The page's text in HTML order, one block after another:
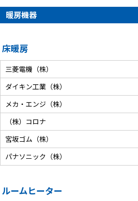
暖房機器
床暖房
三菱電機（株）
ダイキン工業（株）
メカ・エンジ（株）
（株）コロナ
宮坂ゴム（株）
パナソニック（株）
ルームヒーター